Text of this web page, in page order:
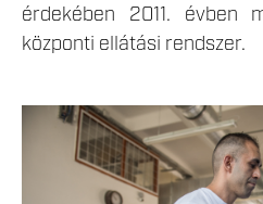
érdekében 2011. évben
központi ellátási rendszer.